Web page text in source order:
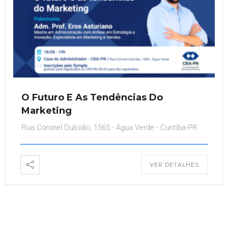
O Futuro E As Tendências Do
Marketing
Rua Coronel Dulcídio, 1565 - Água Verde - Curitiba-PR
VER DETALHES